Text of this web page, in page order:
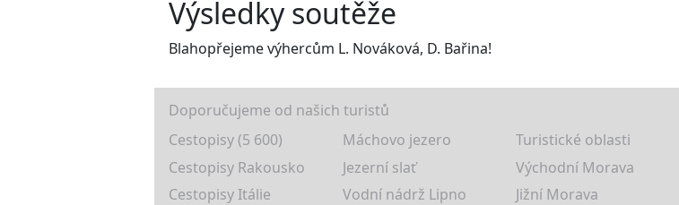
Výsledky soutěže
Blahopřejeme výhercům L. Nováková, D. Bařina!
Doporučujeme od našich turistů
Cestopisy (5 600)
Máchovo jezero Turistické oblasti
Cestopisy Rakousko
Jezerní slať Východní Morava
Cestopisy Itálie
Vodní nádrž Lipno Jižní Morava